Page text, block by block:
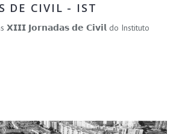
DE CIVIL - IST
𝗫𝗜𝗜𝗜 𝗝𝗼𝗿𝗻𝗮𝗱𝗮𝘀 𝗱𝗲 𝗖𝗶𝘃𝗶𝗹 do Instituto